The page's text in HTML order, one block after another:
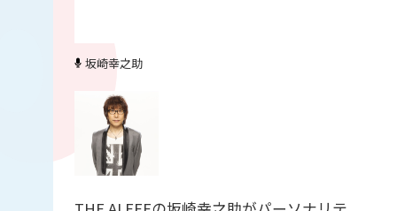
坂崎幸之助